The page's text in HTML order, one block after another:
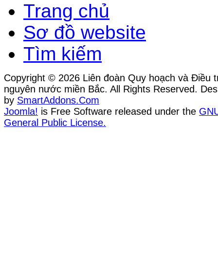
Trang chủ
Sơ đồ website
Tìm kiếm
Copyright © 2026 Liên đoàn Quy hoạch và Điều
nguyên nước miền Bắc. All Rights Reserved.
by SmartAddons.Com
Joomla! is Free Software released under the
General Public License.